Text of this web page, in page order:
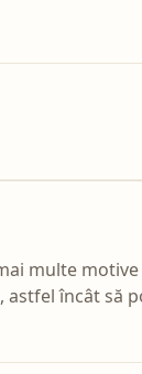
multe
încât să